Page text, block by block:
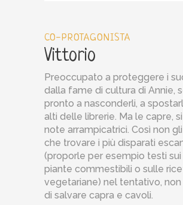
CO-PROTAGONISTA
Vittorio
Preoccupato a proteggere i
dalla fame di cultura di Annie,
pronto a nasconderli, a
alti delle librerie. Ma le capre,
note arrampicatrici. Così non
che trovare i più disparati
(proporle per esempio testi sui
piante commestibili o sulle
vegetariane) nel tentativo, non
di salvare capra e cavoli.